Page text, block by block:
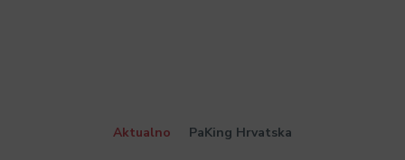
Aktualno PaKing Hrvatska